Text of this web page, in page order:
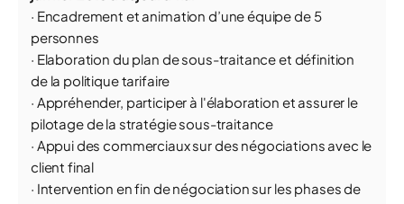
· Encadrement et animation d’une équipe de 5
personnes
· Elaboration du plan de sous-traitance et définition
de la politique tarifaire
· Appréhender, participer à l'élaboration et assurer le
pilotage de la stratégie sous-traitance
· Appui des commerciaux sur des négociations avec le
client final
· Intervention en fin de négociation sur les phases de